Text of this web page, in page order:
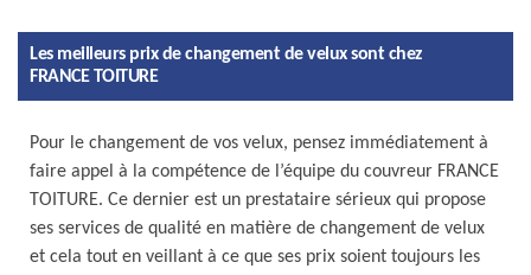
Les meilleurs prix de changement de velux sont chez
FRANCE TOITURE
Pour le changement de vos velux, pensez immédiatement à
faire appel à la compétence de l’équipe du couvreur FRANCE
TOITURE. Ce dernier est un prestataire sérieux qui propose
ses services de qualité en matière de changement de velux
et cela tout en veillant à ce que ses prix soient toujours les